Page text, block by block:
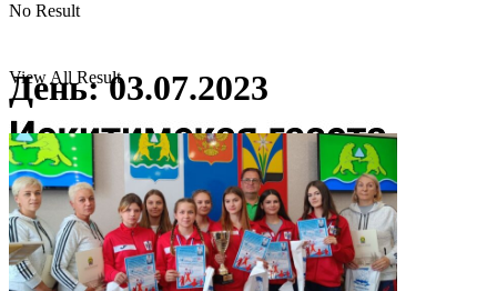
No Result
View All Result
День:03.07.2023